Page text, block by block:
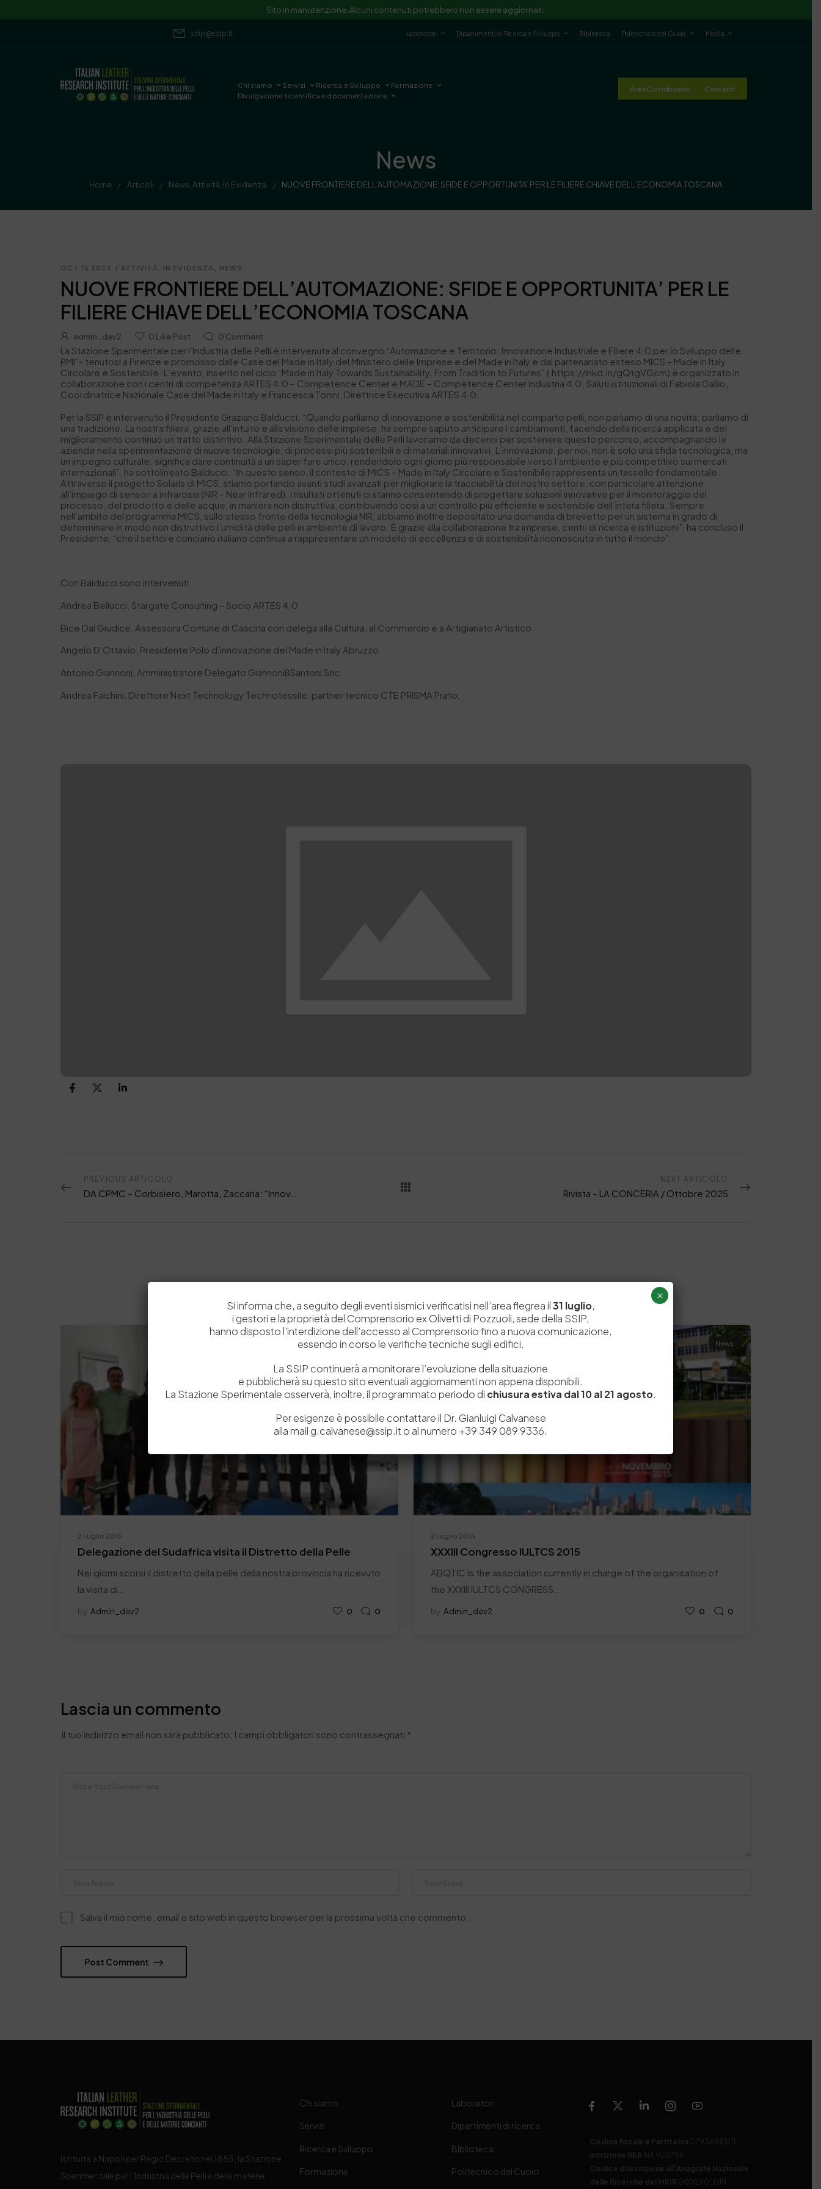
Sito in manutenzione. Alcuni contenuti potrebbero non essere aggiornati.
ssip@ssip.it Laboratori Dipartimenti di Ricerca e Sviluppo Biblioteca Politecnico del Cuoio Media
Chi siamo Servizi Ricerca e Sviluppo
Formazione
Divulgazione scientifica e documentazione
Area Contribuenti Contatti
News
Home / Articoli / News Attività In Evidenza / NUOVE FRONTIERE DELL’AUTOMAZIONE: SFIDE E OPPORTUNITA’ PER LE FILIERE CHIAVE DELL’ECONOMIA TOSCANA
OCT 15 2025 / ATTIVITÀ IN EVIDENZA NEWS
NUOVE FRONTIERE DELL’AUTOMAZIONE: SFIDE E OPPORTUNITA’ PER LE
FILIERE CHIAVE DELL’ECONOMIA TOSCANA
admin_dev2 0 Like Post 0 Comment
La Stazione Sperimentale per l’Industria delle Pelli è intervenuta al convegno “Automazione e Territorio: Innovazione Industriale e Filiere 4.0 per lo Sviluppo delle
PMI”- tenutosi a Firenze e promosso dalle Case del Made in Italy del Ministero delle Imprese e del Made in Italy e dal partenariato esteso MICS – Made in Italy
Circolare e Sostenibile. L’evento, inserito nel ciclo “Made in Italy Towards Sustainability. From Tradition to Futures” ( https://Inkd.in/gQtgVGcm) è organizzato in
collaborazione con i centri di competenza ARTES 4.0 – Competence Center e MADE – Competence Center Industria 4.0. Saluti istituzionali di Fabiola Gallio,
Coordinatrice Nazionale Case del Made in Italy e Francesca Tonini, Direttrice Esecutiva ARTES 4.0.
Per la SSIP è intervenuto il Presidente Graziano Balducci: “Quando parliamo di innovazione e sostenibilità nel comparto pelli, non parliamo di una novità: parliamo di
una tradizione. La nostra filiera, grazie all’intuito e alla visione delle imprese, ha sempre saputo anticipare i cambiamenti, facendo della ricerca applicata e del
miglioramento continuo un tratto distintivo. Alla Stazione Sperimentale delle Pelli lavoriamo da decenni per sostenere questo percorso, accompagnando le
aziende nella sperimentazione di nuove tecnologie, di processi più sostenibili e di materiali innovativi. L’innovazione, per noi, non è solo una sfida tecnologica, ma
un impegno culturale: significa dare continuità a un saper fare unico, rendendolo ogni giorno più responsabile verso l’ambiente e più competitivo sui mercati
internazionali”, ha sottolineato Balducci: “In questo senso, il contesto di MICS – Made in Italy Circolare e Sostenibile rappresenta un tassello fondamentale.
Attraverso il progetto Solaris di MICS, stiamo portando avanti studi avanzati per migliorare la tracciabilità del nostro settore, con particolare attenzione
all’impiego di sensori a infrarossi (NIR – Near Infrared). I risultati ottenuti ci stanno consentendo di progettare soluzioni innovative per il monitoraggio del
processo, del prodotto e delle acque, in maniera non distruttiva, contribuendo così a un controllo più efficiente e sostenibile dell’intera filiera. Sempre
nell’ambito del programma MICS, sullo stesso fronte della tecnologia NIR, abbiamo inoltre depositato una domanda di brevetto per un sistema in grado di
determinare in modo non distruttivo l’umidità delle pelli in ambiente di lavoro. È grazie alla collaborazione tra imprese, centri di ricerca e istituzioni”, ha concluso il
Presidente, “che il settore conciario italiano continua a rappresentare un modello di eccellenza e di sostenibilità riconosciuto in tutto il mondo”.
Con Balducci sono intervenuti:
Andrea Bellucci, Stargate Consulting – Socio ARTES 4.0
Bice Dal Giudice, Assessora Comune di Cascina con delega alla Cultura, al Commercio e a Artigianato Artistico
Angelo D’Ottavio, Presidente Polo d’innovazione del Made in Italy Abruzzo
Antonio Giannoni, Amministratore Delegato GiannonißSantoni Snc
Andrea Falchini, Direttore Next Technology Technotessile, partner tecnico CTE PRISMA Prato,
PREVIOUS ARTICOLO
DA CPMC – Corbisiero, Marotta, Zaccaria: “Innovazione e impatto sociale nella filiera del cuoio: alcune evidenze dal progetto SOLARIS”
NEXT ARTICOLO
Rivista – LA CONCERIA / Ottobre 2025
Related Posts
2 Luglio 2015
News
Delegazione del Sudafrica visita il Distretto della Pelle
Nei giorni scorsi il distretto della pelle della nostra provincia ha ricevuto
la visita di…
by Admin_dev2 0 0
2 Luglio 2015
News
XXXIII Congresso IULTCS 2015
ABQTIC is the association currently in charge of the organisation of
the XXXIII IULTCS CONGRESS…
by Admin_dev2 0 0
Lascia un commento
Il tuo indirizzo email non sarà pubblicato. I campi obbligatori sono contrassegnati *
Salva il mio nome, email e sito web in questo browser per la prossima volta che commento.
Post Comment
Istituita a Napoli per Regio Decreto nel 1885, la Stazione
Sperimentale per l’Industria delle Pelli e delle materie
Chi siamo
Servizi
Ricerca e Sviluppo
Formazione
Laboratori
Dipartimenti di ricerca
Biblioteca
Politecnico del Cuoio
Codice fiscale e Partita Iva 07936981211
Iscrizione REA NA 920756
Codice di iscrizione all’Anagrafe Nazionale
delle Ricerche del MIUR 000290_EIRI
Si informa che, a seguito degli eventi sismici verificatisi nell’area flegrea il31 luglio,
i gestori e la proprietà del Comprensorio ex Olivetti di Pozzuoli, sede della SSIP,
hanno disposto l’interdizione dell’accesso al Comprensorio fino a nuova comunicazione,
essendo in corso le verifiche tecniche sugli edifici.
La SSIP continuerà a monitorare l’evoluzione della situazione
e pubblicherà su questo sito eventuali aggiornamenti non appena disponibili.
La Stazione Sperimentale osserverà, inoltre, il programmato periodo di chiusura estiva dal 10 al 21 agosto.
Per esigenze è possibile contattare il Dr. Gianluigi Calvanese
alla mail g.calvanese@ssip.it o al numero +39 349 089 9336.
×